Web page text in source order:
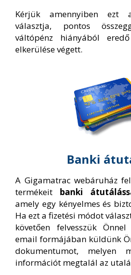
Kérjük amennyiben ezt
választja, pontos
váltópénz hiányából
elkerülése végett.
Banki
A Gigamatrac webáruház
termékeit banki
amely egy kényelmes és
Ha ezt a fizetési módot
követően felvesszük
email formájában küldünk
dokumentumot, melyen
információt megtalál az